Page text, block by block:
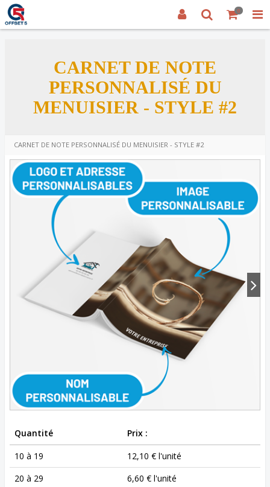
0
CARNET DE NOTE
PERSONNALISÉ DU
MENUISIER - STYLE #2
CARNET DE NOTE PERSONNALISÉ DU MENUISIER - STYLE #2
Quantité
Prix :
10 à 19
12,10 € l'unité
20 à 29
6,60 € l'unité